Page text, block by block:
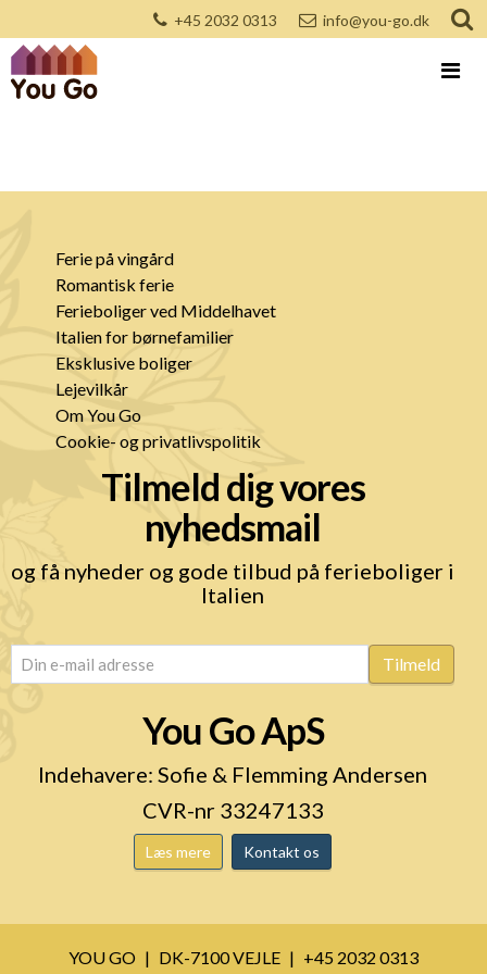
+45 2032 0313 info@you-go.dk
Ferie på vingård
Romantisk ferie
Ferieboliger ved Middelhavet
Italien for børnefamilier
Eksklusive boliger
Lejevilkår
Om You Go
Cookie- og privatlivspolitik
Tilmeld dig vores
nyhedsmail
og få nyheder og gode tilbud på ferieboliger i
Italien
email (Påkrævet) Tilmeld
You Go ApS
Indehavere: Sofie & Flemming Andersen
CVR-nr 33247133
Læs mere Kontakt os
YOU GO DK-7100 VEJLE
+45 2032 0313